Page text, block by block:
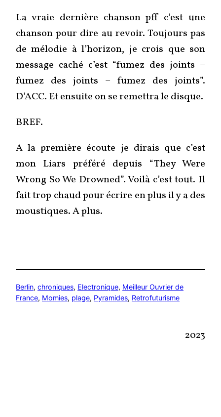
La vraie dernière chanson pff c’est une
chanson pour dire au revoir. Toujours pas
de mélodie à l’horizon, je crois que son
message caché c’est “fumez des joints –
fumez des joints – fumez des joints”.
D’ACC. Et ensuite on se remettra le disque.
BREF.
A la première écoute je dirais que c’est
mon Liars préféré depuis “They Were
Wrong So We Drowned”. Voilà c’est tout. Il
fait trop chaud pour écrire en plus il y a des
moustiques. A plus.
Berlin, chroniques, Electronique, Meilleur Ouvrier de
France, Momies, plage, Pyramides, Retrofuturisme
2023